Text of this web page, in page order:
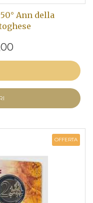
Ann della
OFFERTA